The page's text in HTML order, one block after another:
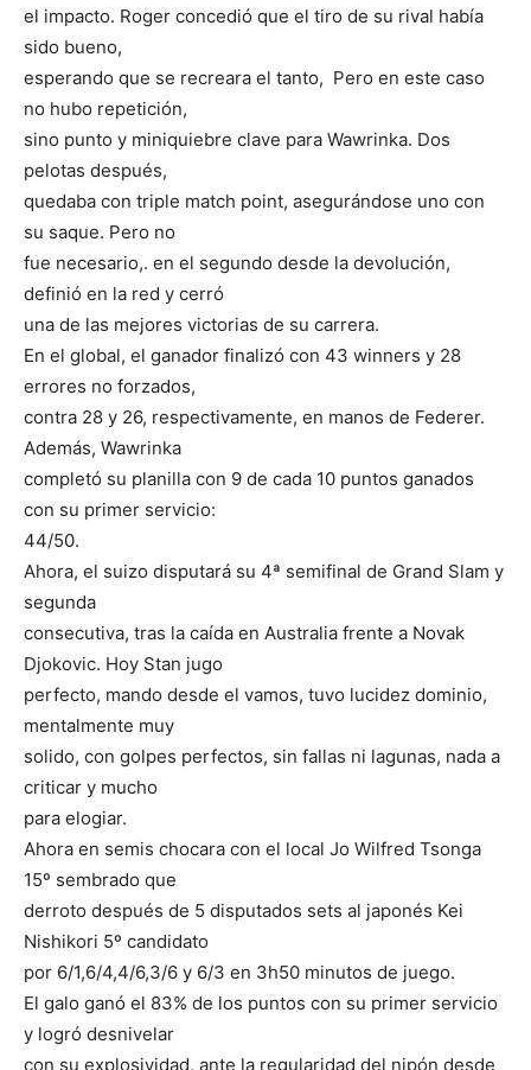
el impacto. Roger concedió que el tiro de su rival había
sido bueno,
esperando que se recreara el tanto, Pero en este caso
no hubo repetición,
sino punto y miniquiebre clave para Wawrinka. Dos
pelotas después,
quedaba con triple match point, asegurándose uno con
su saque. Pero no
fue necesario,. en el segundo desde la devolución,
definió en la red y cerró
una de las mejores victorias de su carrera.
En el global, el ganador finalizó con 43 winners y 28
errores no forzados,
contra 28 y 26, respectivamente, en manos de Federer.
Además, Wawrinka
completó su planilla con 9 de cada 10 puntos ganados
con su primer servicio:
44/50.
Ahora, el suizo disputará su 4ª semifinal de Grand Slam y
segunda
consecutiva, tras la caída en Australia frente a Novak
Djokovic. Hoy Stan jugo
perfecto, mando desde el vamos, tuvo lucidez dominio,
mentalmente muy
solido, con golpes perfectos, sin fallas ni lagunas, nada a
criticar y mucho
para elogiar.
Ahora en semis chocara con el local Jo Wilfred Tsonga
15º sembrado que
derroto después de 5 disputados sets al japonés Kei
Nishikori 5º candidato
por 6/1,6/4,4/6,3/6 y 6/3 en 3h50 minutos de juego.
El galo ganó el 83% de los puntos con su primer servicio
y logró desnivelar
con su explosividad, ante la regularidad del nipón desde